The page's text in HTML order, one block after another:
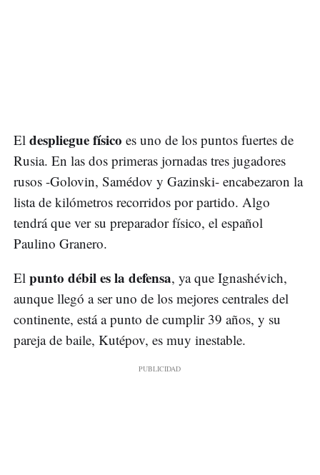
El despliegue físico es uno de los puntos fuertes de
Rusia. En las dos primeras jornadas tres jugadores
rusos -Golovin, Samédov y Gazinski- encabezaron la
lista de kilómetros recorridos por partido. Algo
tendrá que ver su preparador físico, el español
Paulino Granero.
El punto débil es la defensa, ya que Ignashévich,
aunque llegó a ser uno de los mejores centrales del
continente, está a punto de cumplir 39 años, y su
pareja de baile, Kutépov, es muy inestable.